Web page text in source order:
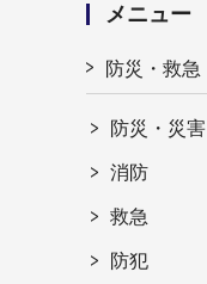
メニュー
防災・救急
防災・災害
消防
救急
防犯